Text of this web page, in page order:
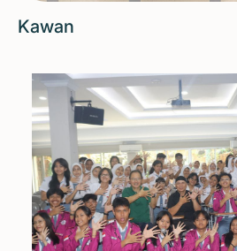
Kawan